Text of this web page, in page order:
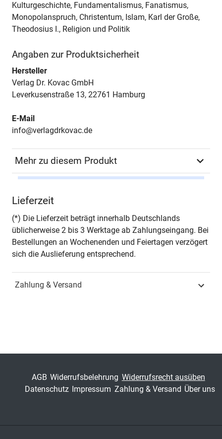
Kulturgeschichte, Fundamentalismus, Fanatismus,
Monopolanspruch, Christentum, Islam, Karl der Große,
Theodosius I., Religion und Politik
Angaben zur Produktsicherheit
Hersteller
Verlag Dr. Kovac GmbH
Leverkusenstraße 13, 22761 Hamburg
E-Mail
info@verlagdrkovac.de
Mehr zu diesem Produkt
172
ISBN
Band
Lieferzeit
(*) Die Lieferzeit beträgt innerhalb Deutschlands
üblicherweise 2 bis 3 Werktage ab Zahlungseingang. Bei
Bestellungen an Wochenenden und Feiertagen verzögert
sich die Auslieferung entsprechend.
Zahlung & Versand
AGB Widerrufsbelehrung Widerrufsrecht ausüben
Datenschutz Impressum Zahlung & Versand Über uns